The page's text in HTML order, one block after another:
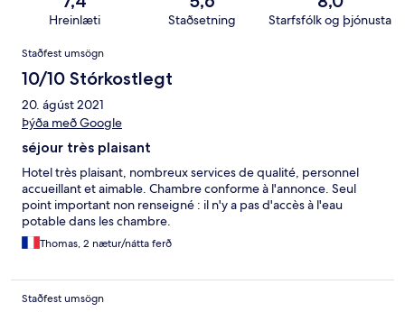
Hreinlæti Staðsetning Starfsfólk og þjónusta
Umsagnir
Staðfest umsögn
10/10 Stórkostlegt
20. ágúst 2021
Þýða með Google
séjour très plaisant
Hotel très plaisant, nombreux services de qualité, personnel
accueillant et aimable. Chambre conforme à l'annonce. Seul
point important non renseigné : il n'y a pas d'accès à l'eau
potable dans les chambre.
Thomas, 2 nætur/nátta ferð
Staðfest umsögn